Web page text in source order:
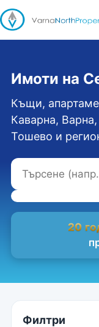
Имоти на
Къщи,
Каварна,
Тошево и
20
Филтри